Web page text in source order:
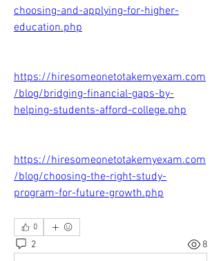
choosing-and-applying-for-higher-
education.php
https://hiresomeonetotakemyexam.com
/blog/bridging-financial-gaps-by-
helping-students-afford-college.php
https://hiresomeonetotakemyexam.com
/blog/choosing-the-right-study-
program-for-future-growth.php
0
2 8